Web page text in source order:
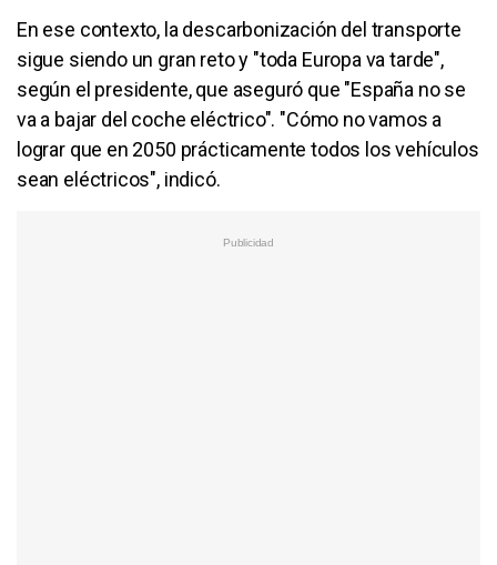
En ese contexto, la descarbonización del transporte
sigue siendo un gran reto y "toda Europa va tarde",
según el presidente, que aseguró que "España no se
va a bajar del coche eléctrico". "Cómo no vamos a
lograr que en 2050 prácticamente todos los vehículos
sean eléctricos", indicó.